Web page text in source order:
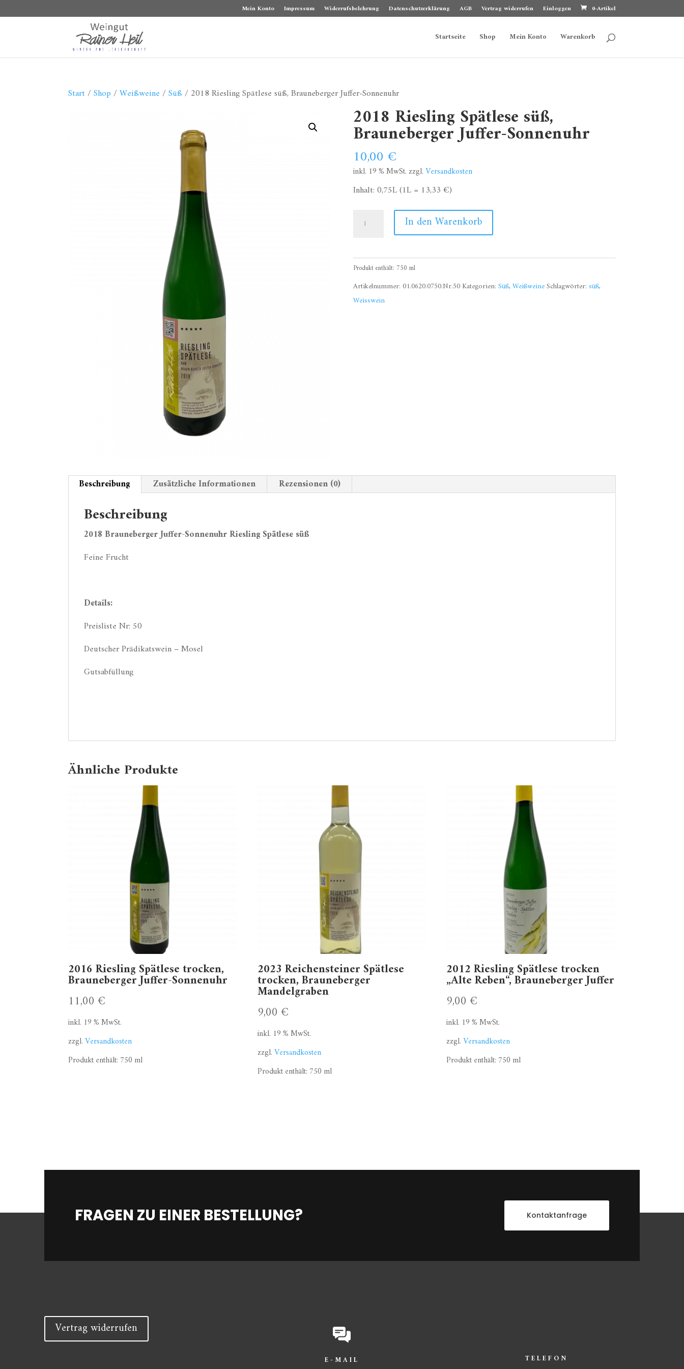
Mein Konto Impressum Widerrufsbelehrung Datenschutzerklärung AGB Vertrag widerrufen Einloggen 0-Artikel
Startseite Shop Mein Konto Warenkorb
Start/Shop /Weißweine /Süß / 2018 Riesling Spätlese süß, Brauneberger Juffer-Sonnenuhr
2018 Riesling Spätlese süß,
Brauneberger Juffer-Sonnenuhr
10,00 €
inkl. 19 % MwSt.zzgl.Versandkosten
Inhalt: 0,75L (1L = 13,33 €)
Riesling
süß,
Brauneberger
Juffer-
Sonnenuhr
In den Warenkorb
Produkt enthält: 750 ml
Artikelnummer: 01.0620.0750.Nr.50 Kategorien: Süß, WeißweineSchlagwörter: süß,
Weisswein
Beschreibung Zusätzliche Informationen Rezensionen (0)
Beschreibung
2018 Brauneberger Juffer-Sonnenuhr Riesling Spätlese süß
Feine Frucht
Details:
Preisliste Nr: 50
Deutscher Prädikatswein – Mosel
Gutsabfüllung
Ähnliche Produkte
2016 Riesling Spätlese trocken,
Brauneberger Juffer-Sonnenuhr
11,00 €
inkl. 19 % MwSt.
zzgl.Versandkosten
Produkt enthält: 750 ml
2023 Reichensteiner Spätlese
trocken, Brauneberger
Mandelgraben
9,00 €
inkl. 19 % MwSt.
zzgl.Versandkosten
Produkt enthält: 750 ml
2012 Riesling Spätlese trocken
„Alte Reben“, Brauneberger Juffer
9,00 €
inkl. 19 % MwSt.
zzgl.Versandkosten
Produkt enthält: 750 ml
FRAGEN ZU EINER BESTELLUNG? Kontaktanfrage
Vertrag widerrufen
E-MAIL TELEFON